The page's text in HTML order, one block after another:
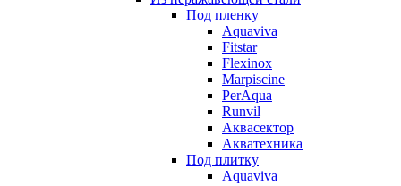
Под пленку
Aquaviva
Fitstar
Flexinox
Marpiscine
PerAqua
Runvil
Аквасектор
Акватехника
Под плитку
Aquaviva